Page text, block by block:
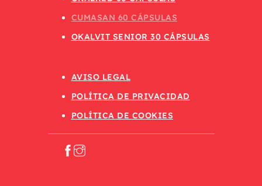
CUMASAN 60 CÁPSULAS
OKALVIT SENIOR 30 CÁPSULAS
AVISO LEGAL
POLÍTICA DE PRIVACIDAD
POLÍTICA DE COOKIES